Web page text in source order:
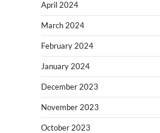
April 2024
March 2024
February 2024
January 2024
December 2023
November 2023
October 2023